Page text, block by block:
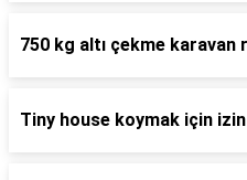
750 kg altı çekme
Tiny house koymak için